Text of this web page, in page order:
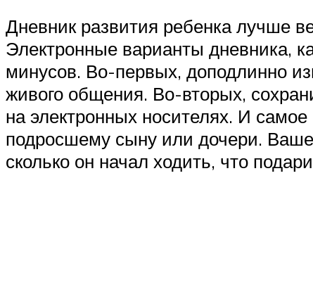
Дневник развития ребенка лучше
Электронные варианты дневника,
минусов. Во-первых, доподлинно
живого общения. Во-вторых,
на электронных носителях. И
подросшему сыну или дочери.
сколько он начал ходить, что